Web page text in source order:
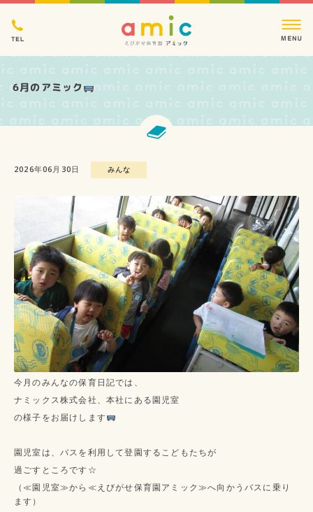
6月のアミック
2026年06月30日 みんな
今月のみんなの保育日記では、
ナミックス株式会社、本社にある園児室
の様子をお届けします
園児室は、バスを利用して登園するこどもたちが
過ごすところです☆
（≪園児室≫から≪えびがせ保育園アミック≫へ向かうバスに乗り
ます）